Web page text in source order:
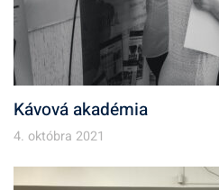
Kávová akadémia
4. októbra 2021